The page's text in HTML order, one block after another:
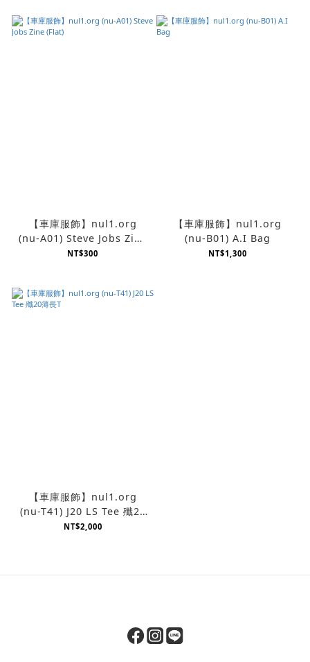
【車庫服飾】nul1.org
(nu-A01) Steve Jobs Zine
(Flat)
NT$300
【車庫服飾】nul1.org
(nu-B01) A.I Bag
NT$1,300
【車庫服飾】nul1.org
(nu-T41) J20 LS Tee 殲20
薄長T
NT$2,000